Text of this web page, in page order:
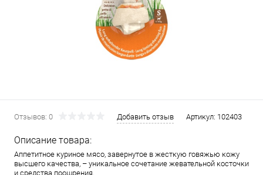
Отзывов: 0 Добавить отзыв Артикул: 102403
Описание товара:
Аппетитное куриное мясо, завернутое в жесткую говяжью кожу
высшего качества, – уникальное сочетание жевательной косточки
и средства поощрения.